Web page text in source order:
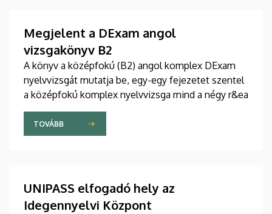
Megjelent a DExam angol
vizsgakönyv B2
A könyv a középfokú (B2) angol komplex DExam
nyelvvizsgát mutatja be, egy-egy fejezetet szentel
a középfokú komplex nyelvvizsga mind a négy r&ea
TOVÁBB
UNIPASS elfogadó hely az
Idegennyelvi Központ